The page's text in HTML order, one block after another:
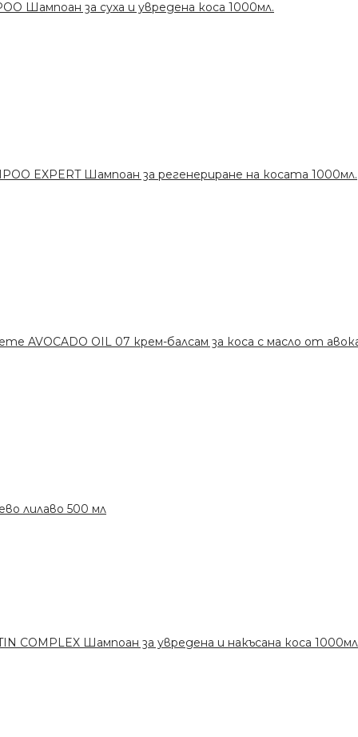
Шампоан за суха и увредена коса 1000мл.
EXPERT Шампоан за регенериране на косата 1000мл.
AVOCADO OIL 07 крем-балсам за коса с масло от
лилаво 500 мл
COMPLEX Шампоан за увредена и накъсана коса